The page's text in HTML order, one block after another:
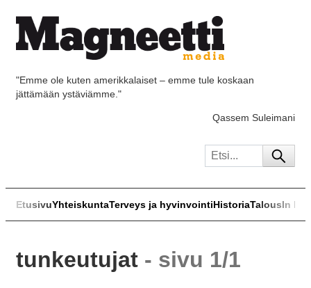
"Emme ole kuten amerikkalaiset – emme tule koskaan
jättämään ystäviämme."
Qassem Suleimani
EtusivuYhteiskuntaTerveys ja hyvinvointiHistoriaTalousIn
tunkeutujat - sivu 1/1